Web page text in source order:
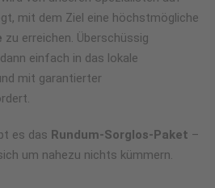
mit dem Ziel eine höchstmögliche
zu erreichen. Überschüssig
einfach in das lokale
mit garantierter
es das Rundum-Sorglos-Paket –
um nahezu nichts kümmern.